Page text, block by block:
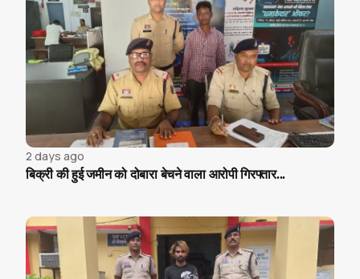
2 days ago
बिक्री की हुई जमीन को दोबारा बेचने वाला आरोपी गिरफ्तार...